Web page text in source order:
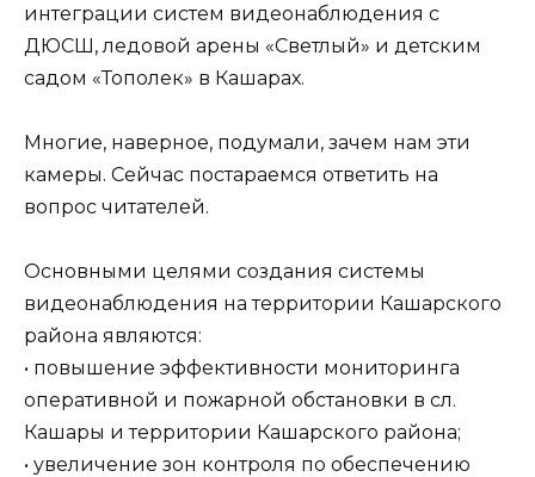
интеграции систем видеонаблюдения с
ДЮСШ, ледовой арены «Светлый» и детским
садом «Тополек» в Кашарах.
Многие, наверное, подумали, зачем нам эти
камеры. Сейчас постараемся ответить на
вопрос читателей.
Основными целями создания системы
видеонаблюдения на территории Кашарского
района являются:
• повышение эффективности мониторинга
оперативной и пожарной обстановки в сл.
Кашары и территории Кашарского района;
• увеличение зон контроля по обеспечению